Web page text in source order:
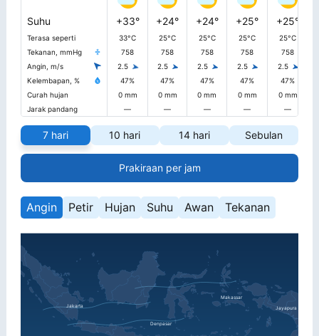
Suhu +33° +24° +24° +25° +25°
Terasa seperti 33°C 25°C 25°C 25°C
25°C
Tekanan, mmHg
758 758 758 758
758
Angin, m/s
2.5 2.5 2.5 2.5 2.5
Kelembapan, %
47% 47% 47% 47%
47%
Curah hujan
0 mm 0 mm 0 mm 0 mm 0 mm
Jarak pandang
— — — — —
7 hari 10 hari 14 hari Sebulan
Prakiraan per jam
Angin Petir Hujan Suhu Awan Tekanan